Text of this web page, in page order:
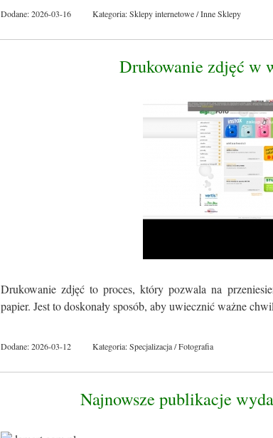
Dodane: 2026-03-16 Kategoria: Sklepy internetowe / Inne Sklepy
Drukowanie zdjęć
Drukowanie zdjęć to proces, który pozwala na
papier. Jest to doskonały sposób, aby uwiecznić ważne
Dodane: 2026-03-12 Kategoria: Specjalizacja / Fotografia
Najnowsze publikacje